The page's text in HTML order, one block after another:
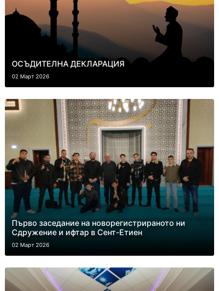
ОСЪДИТЕЛНА ДЕКЛАРАЦИЯ
02 Март 2026
Първо заседание на новорегистрираното ни
Сдружение и ифтар в Сент-Етиен
02 Март 2026